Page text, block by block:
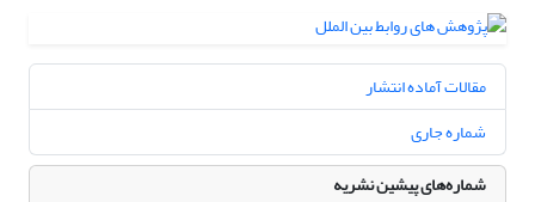
مقالات آماده انتشار
شماره جاری
شماره‌های پیشین نشریه